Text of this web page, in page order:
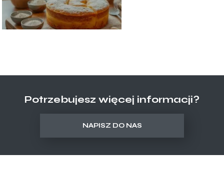
Potrzebujesz więcej informacji?
NAPISZ DO NAS